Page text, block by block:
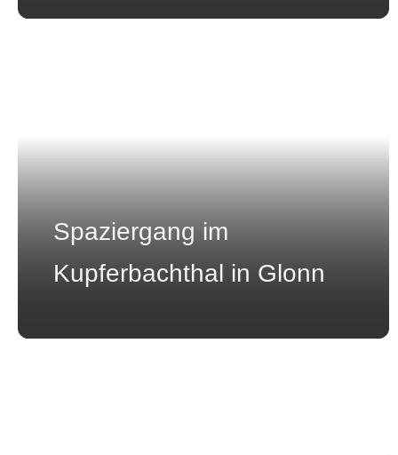
Spaziergang im
Kupferbachthal in Glonn